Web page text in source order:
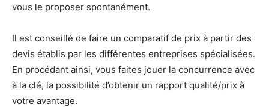
vous le proposer spontanément.
Il est conseillé de faire un comparatif de prix à partir des
devis établis par les différentes entreprises spécialisées.
En procédant ainsi, vous faites jouer la concurrence avec
à la clé, la possibilité d’obtenir un rapport qualité/prix à
votre avantage.